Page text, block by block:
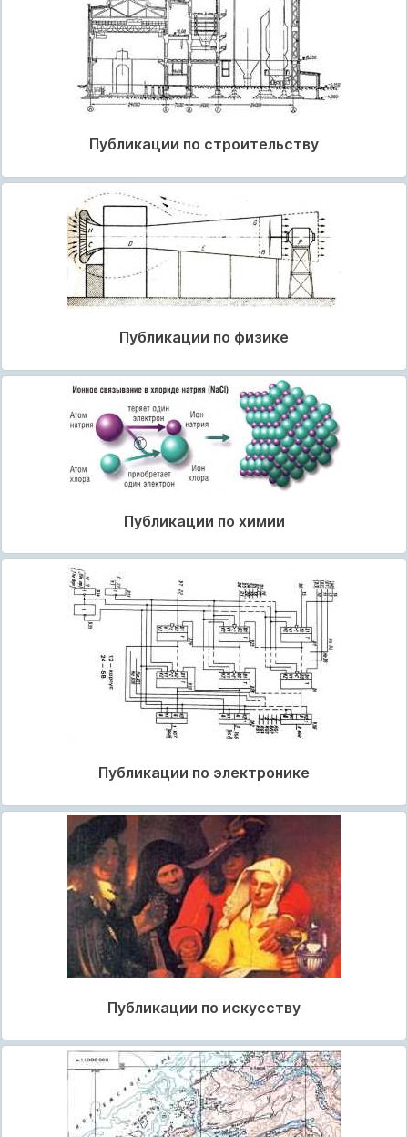
Публикации по строительству
Публикации по физике
Публикации по химии
Публикации по электронике
Публикации по искусству